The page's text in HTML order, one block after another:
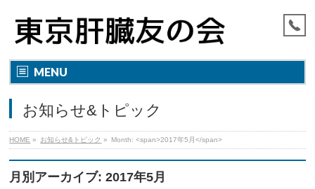
MENU
お知らせ&トピック
HOME » お知らせ&トピック » Month: <span>2017年5月</span>
月別アーカイブ: 2017年5月